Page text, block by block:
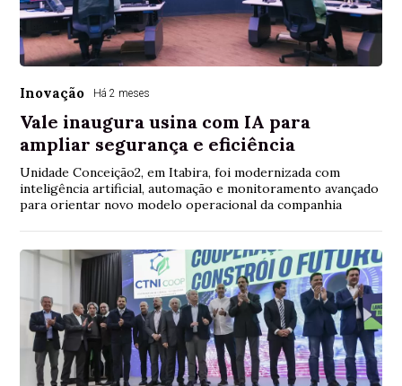
Inovação Há 2 meses
Vale inaugura usina com IA para
ampliar segurança e eficiência
Unidade Conceição2, em Itabira, foi modernizada com
inteligência artificial, automação e monitoramento avançado
para orientar novo modelo operacional da companhia